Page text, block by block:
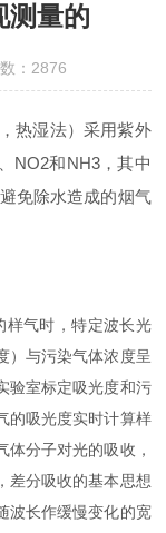
测量的
：2876
，热湿法）采用紫外
NO2和NH3，其中
免除水造成的烟气
样气时，特定波长光
）与污染气体浓度呈
验室标定吸光度和污
的吸光度实时计算样
体分子对光的吸收，
差分吸收的基本思想
波长作缓慢变化的宽